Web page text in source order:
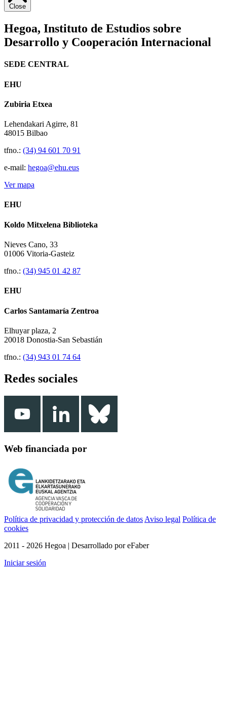
Close
Hegoa, Instituto de Estudios sobre
Desarrollo y Cooperación Internacional
SEDE CENTRAL
EHU
Zubiria Etxea
Lehendakari Agirre, 81
48015 Bilbao
tfno.: (34) 94 601 70 91
e-mail: hegoa@ehu.eus
Ver mapa
EHU
Koldo Mitxelena Biblioteka
Nieves Cano, 33
01006 Vitoria-Gasteiz
tfno.: (34) 945 01 42 87
EHU
Carlos Santamaría Zentroa
Elhuyar plaza, 2
20018 Donostia-San Sebastián
tfno.: (34) 943 01 74 64
Redes sociales
Web financiada por
Política de privacidad y protección de datos Aviso legal Política de
cookies
2011 - 2026 Hegoa | Desarrollado por eFaber
Iniciar sesión